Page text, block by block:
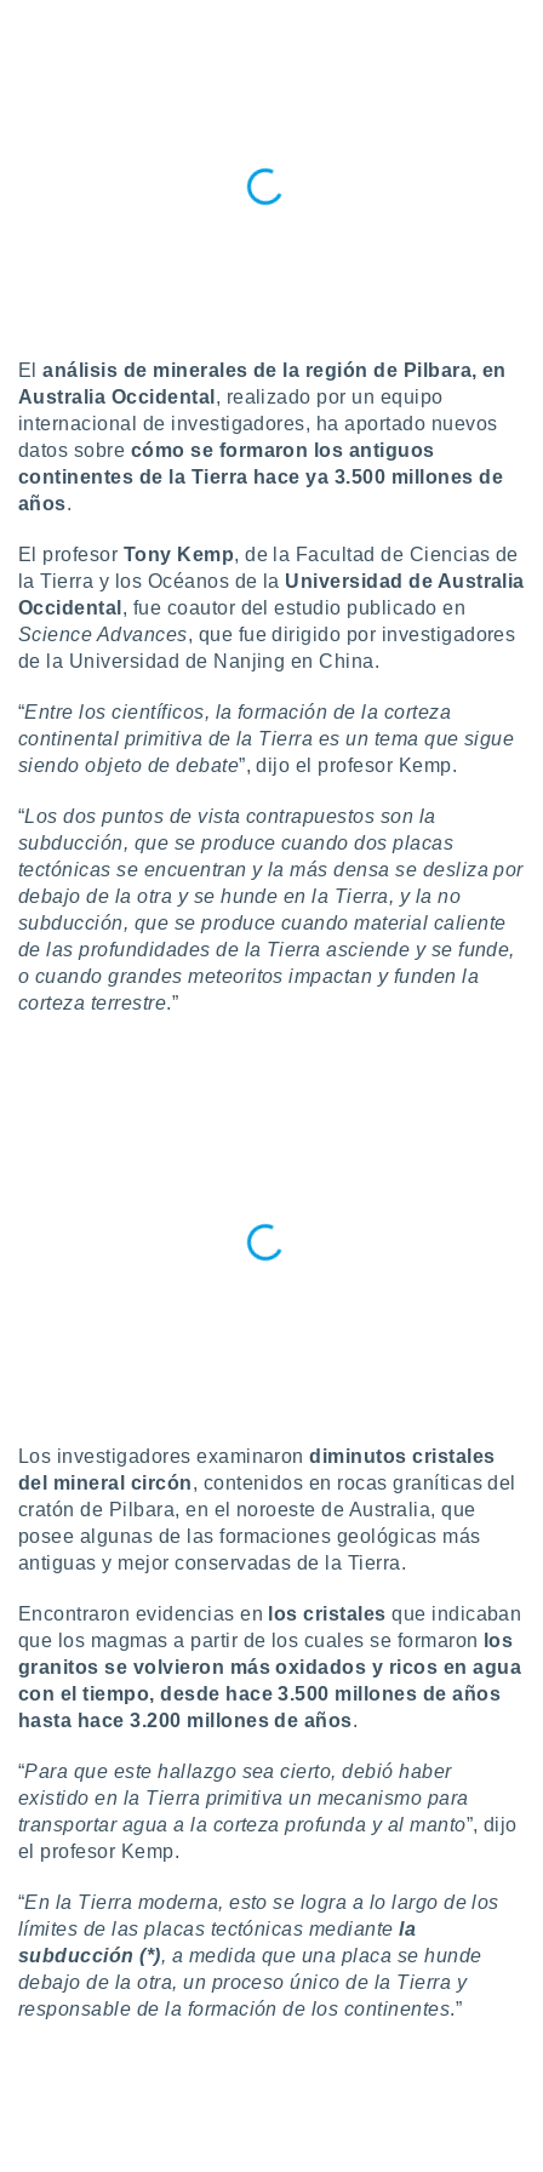
cookies
aceptar
sitio
En
de que
el sitio
ni para
o
aunque
Puedes
traten tus
en
a lo que
su
u
datos
momento
en
en
de
Elanálisis de minerales de la región de Pilbara, en
Australia Occidental , realizado por un equipo
internacional de investigadores, ha aportado nuevos
datos sobre cómo se formaron los antiguos
continentes de la Tierra hace ya 3.500 millones de
años.
El profesor Tony Kemp, de la Facultad de Ciencias de
la Tierra y los Océanos de la Universidad de Australia
Occidental , fue coautor del estudio publicado en
Science Advances, que fue dirigido por investigadores
de la Universidad de Nanjing en China.
“Entre los científicos, la formación de la corteza
continental primitiva de la Tierra es un tema que sigue
siendo objeto de debate”, dijo el profesor Kemp.
“Los dos puntos de vista contrapuestos son la
subducción, que se produce cuando dos placas
tectónicas se encuentran y la más densa se desliza por
debajo de la otra y se hunde en la Tierra, y la no
subducción, que se produce cuando material caliente
de las profundidades de la Tierra asciende y se funde,
o cuando grandes meteoritos impactan y funden la
corteza terrestre.”
Los investigadores examinarondiminutos cristales
del mineral circón, contenidos en rocas graníticas del
cratón de Pilbara, en el noroeste de Australia, que
posee algunas de las formaciones geológicas más
antiguas y mejor conservadas de la Tierra.
Encontraron evidencias en los cristales que indicaban
que los magmas a partir de los cuales se formaron los
granitos se volvieron más oxidados y ricos en agua
con el tiempo, desde hace 3.500 millones de años
hasta hace 3.200 millones de años.
“Para que este hallazgo sea cierto, debió haber
existido en la Tierra primitiva un mecanismo para
transportar agua a la corteza profunda y al manto”, dijo
el profesor Kemp.
“En la Tierra moderna, esto se logra a lo largo de los
límites de las placas tectónicas mediante la
subducción (*), a medida que una placa se hunde
debajo de la otra, un proceso único de la Tierra y
responsable de la formación de los continentes.”